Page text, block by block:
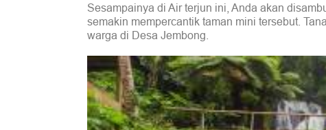
Sesampainya di Air terjun ini, Anda akan
semakin mempercantik taman mini tersebut.
warga di Desa Jembong.